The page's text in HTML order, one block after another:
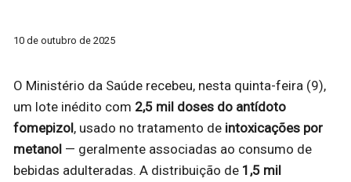
10 de outubro de 2025
O Ministério da Saúde recebeu, nesta quinta-feira (9),
um lote inédito com 2,5 mil doses do antídoto
fomepizol, usado no tratamento de intoxicações por
metanol — geralmente associadas ao consumo de
bebidas adulteradas. A distribuição de 1,5 mil